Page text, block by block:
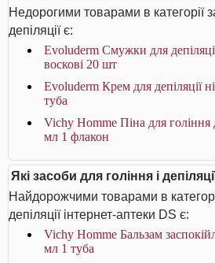
Недорогими товарами в категорії
депіляції є:
Evoluderm Смужки для
воскові 20 шт
Evoluderm Крем для депіляції
туба
Vichy Homme Піна для гоління
мл 1 флакон
Які засоби для гоління і
Найдорожчими товарами в
депіляції інтернет-аптеки DS є:
Vichy Homme Бальзам
мл 1 туба